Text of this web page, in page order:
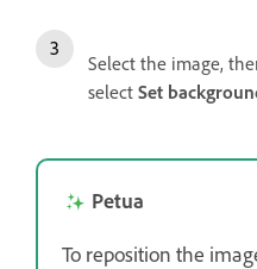
Select the image,
select Set
Petua
To reposition the